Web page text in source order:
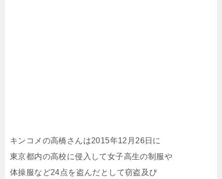
キンコメの高橋さんは2015年12月26日に
東京都内の高校に侵入して女子高生の制服や
体操服など24点を盗んだとして窃盗及び